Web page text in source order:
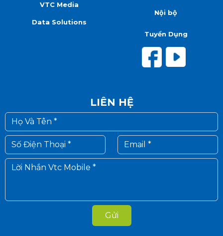
VTC Media
Data Solutions
Nội bộ
Tuyển Dụng
LIÊN HỆ
Gửi